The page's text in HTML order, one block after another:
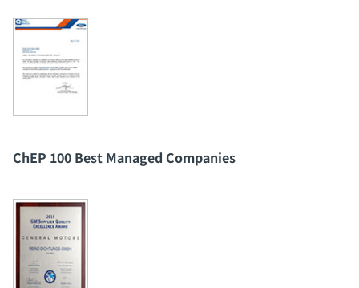
ChEP 100 Best Managed Companies